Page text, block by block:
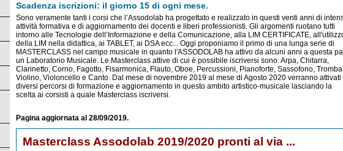
Scadenza iscrizioni: il giorno 15 di ogni mese.
Sono veramente tanti i corsi che l’Assodolab ha progettato e realizzato in questi venti anni di
attività formativa e di aggiornamento dei docenti e liberi professionisti. Gli argomenti ruotano tutti
intorno alle Tecnologie dell’Informazione e della Comunicazione, alla LIM CERTIFICATE,
della LIM nella didattica, ai TABLET, ai DSA ecc... Oggi proponiamo il primo di una lunga serie di
MASTERCLASS nel campo musicale in quanto l'ASSODOLAB ha attivo da alcuni anni a questa
un Laboratorio Musicale. Le Masterclass attive di cui è possibile iscriversi sono: Arpa, Chitarra,
Clarinetto, Corno, Fagotto, Fisarmonica, Flauto, Oboe, Percussioni, Pianoforte, Sassofono,
Violino, Violoncello e Canto. Dal mese di novembre 2019 al mese di Agosto 2020 verranno attivati
diversi percorsi di formazione e aggiornamento in questo ambito artistico-musicale lasciando la
scelta ai corsisti a quale Masterclass iscriversi.
Pagina aggiornata al 28/09/2019.
Masterclass Assodolab 2019/2020 pronti al via ...